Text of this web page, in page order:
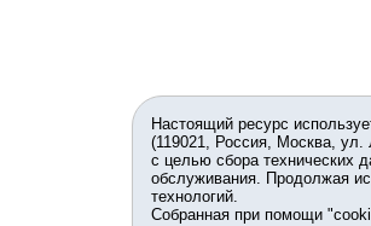
Настоящий ресурс
(119021, Россия, Москва,
с целью сбора технических
обслуживания. Продолжая
технологий.
Собранная при помощи